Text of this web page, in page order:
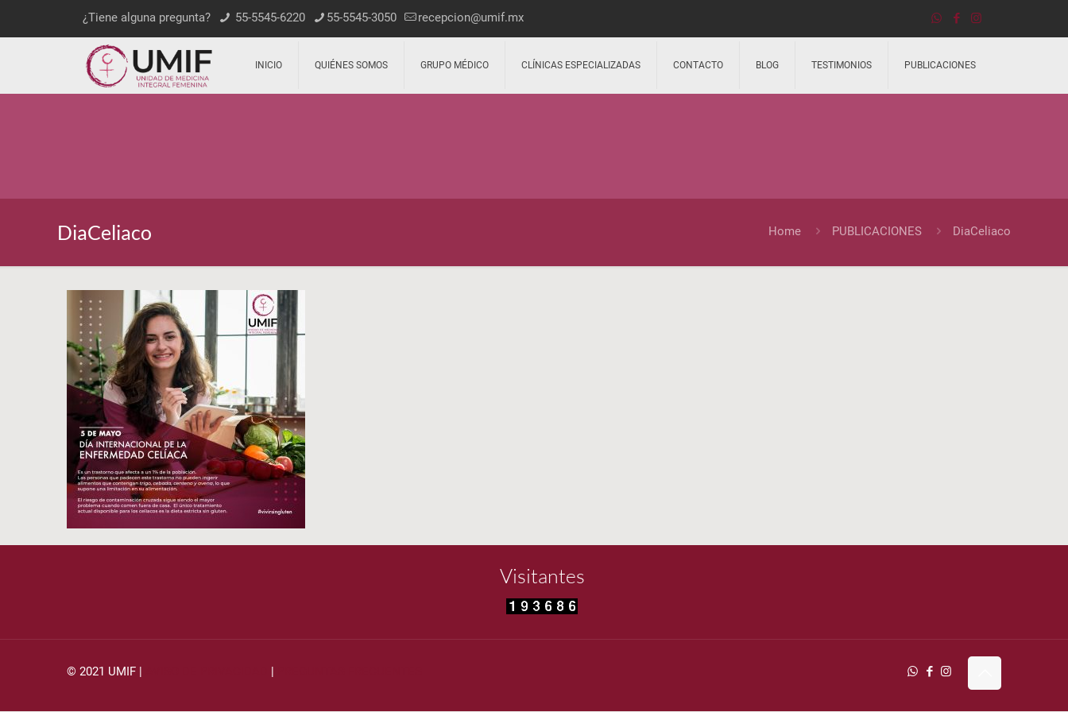
¿Tiene alguna pregunta? 55-5545-6220 55-5545-3050 recepcion@umif.mx
INICIO QUIÉNES SOMOS GRUPO MÉDICO CLÍNICAS ESPECIALIZADAS CONTACTO BLOG TESTIMONIOS PUBLICACIONES
DiaCeliaco Home PUBLICACIONES DiaCeliaco
Visitantes
© 2021 UMIF | |